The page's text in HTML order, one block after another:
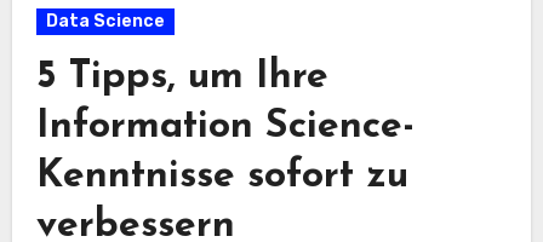
Data Science
5 Tipps, um Ihre
Information Science-
Kenntnisse sofort zu
verbessern